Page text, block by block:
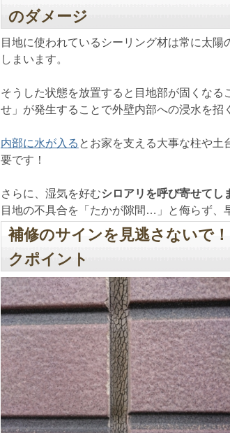
のダメージ
目地に使われているシーリング材は常に太
しまいます。
そうした状態を放置すると目地部が固くな
せ」が発生することで外壁内部への浸水を招
内部に水が入る とお家を支える大事な柱や土
要です！
さらに、湿気を好むシロアリを呼び寄せてし
目地の不具合を「たかが隙間…」と侮らず、
補修のサインを見逃さないで
クポイント